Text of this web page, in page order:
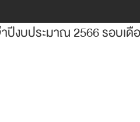
ปีงบประมาณ 2566 รอบเ